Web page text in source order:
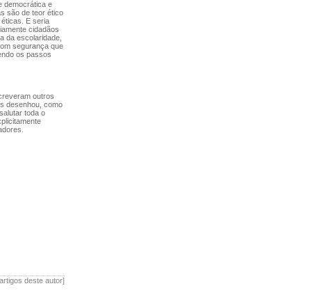
democrática e
são de teor ético
E seria
cidadãos
da escolaridade,
segurança que
os passos
outros
desenhou, como
toda o
deste autor]